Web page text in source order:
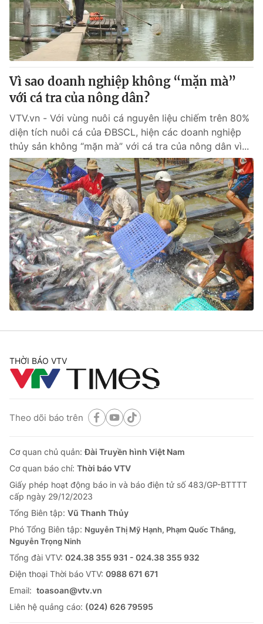
Vì sao doanh nghiệp không “mặn mà”
với cá tra của nông dân?
VTV.vn - Với vùng nuôi cá nguyên liệu chiếm trên 80%
diện tích nuôi cá của ĐBSCL, hiện các doanh nghiệp
thủy sản không “mặn mà” với cá tra của nông dân vì...
THỜI BÁO VTV
Theo dõi báo trên
Cơ quan chủ quản:Đài Truyền hình Việt Nam
Cơ quan báo chí: Thời báo VTV
Giấy phép hoạt động báo in và báo điện tử số 483/GP-BTTTT
cấp ngày 29/12/2023
Tổng Biên tập: Vũ Thanh Thủy
Phó Tổng Biên tập: Nguyễn Thị Mỹ Hạnh, Phạm Quốc Thắng,
Nguyễn Trọng Ninh
Tổng đài VTV: 024.38 355 931 - 024.38 355 932
Ðiện thoại Thời báo VTV: 0988 671 671
Email: toasoan@vtv.vn
Liên hệ quảng cáo: (024) 626 79595